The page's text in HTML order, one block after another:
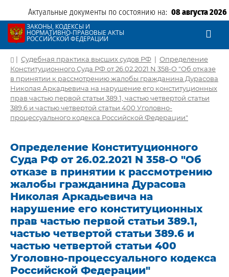
Актуальные документы по состоянию на: 08 августа 2026
ЗАКОНЫ, КОДЕКСЫ И
НОРМАТИВНО-ПРАВОВЫЕ АКТЫ
РОССИЙСКОЙ ФЕДЕРАЦИИ
| Судебная практика высших судов РФ | Определение
Конституционного Суда РФ от 26.02.2021 N 358-О "Об отказе
в принятии к рассмотрению жалобы гражданина Дурасова
Николая Аркадьевича на нарушение его конституционных
прав частью первой статьи 389.1, частью четвертой статьи
389.6 и частью четвертой статьи 400 Уголовно-
процессуального кодекса Российской Федерации"
Определение Конституционного
Суда РФ от 26.02.2021 N 358-О "Об
отказе в принятии к рассмотрению
жалобы гражданина Дурасова
Николая Аркадьевича на
нарушение его конституционных
прав частью первой статьи 389.1,
частью четвертой статьи 389.6 и
частью четвертой статьи 400
Уголовно-процессуального кодекса
Российской Федерации"